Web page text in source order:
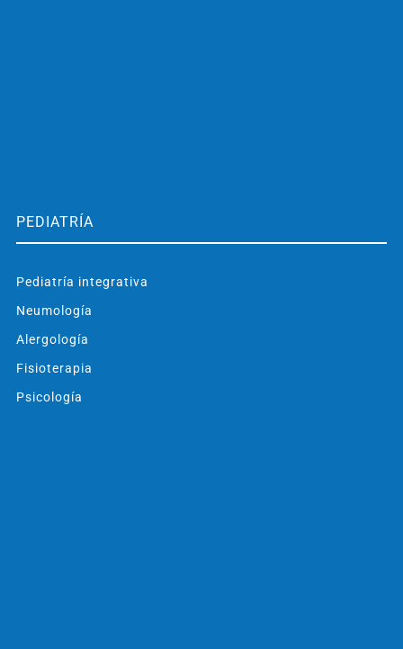
PEDIATRÍA
Pediatría integrativa
Neumología
Alergología
Fisioterapia
Psicología